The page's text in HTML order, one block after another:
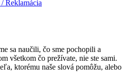
Reklamácia
sa naučili, čo sme pochopili a
všetkom čo prežívate, nie ste sami.
ktorému naše slová pomôžu, alebo